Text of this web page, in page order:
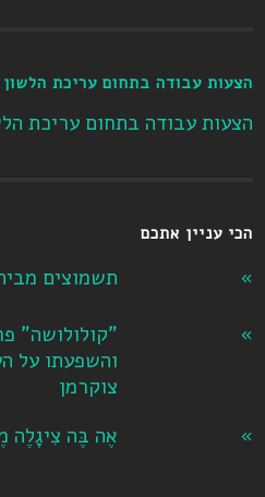
הצעות עבודה בתחום עריכת הלשון
הצעות עבודה בתחום עריכת
הכי עניין אתכם
תשמוצים
והשפעתו על
צוקרמן
אֶה בֶּה צִיגָלֶה